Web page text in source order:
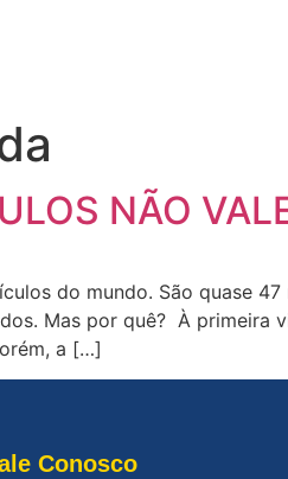
NÃO
do mundo. São quase
Mas por quê? À
a […]
Conosco